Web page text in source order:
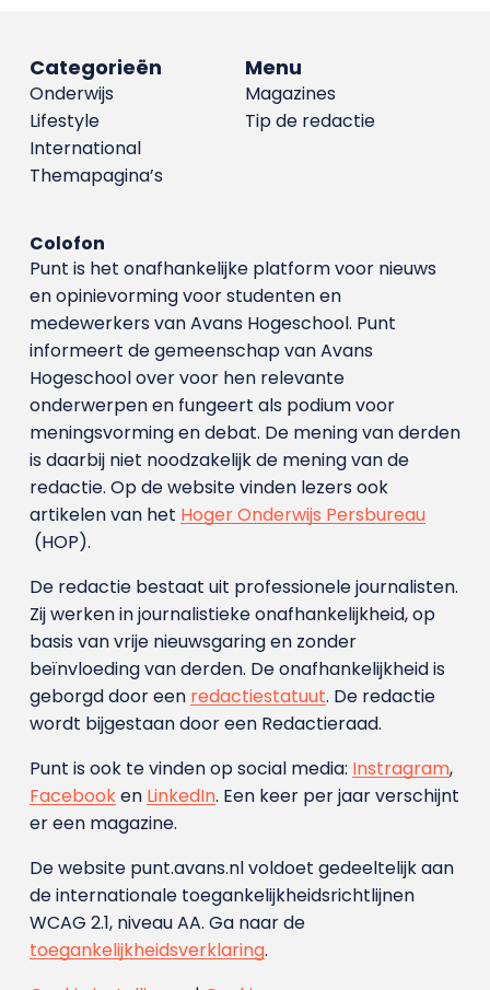
Menu
Magazines
Tip de redactie
Categorieën
Onderwijs
Lifestyle
International
Themapagina’s
Colofon
Punt is het onafhankelijke platform voor nieuws
en opinievorming voor studenten en
medewerkers van Avans Hoge­school. Punt
informeert de gemeenschap van Avans
Hogeschool over voor hen relevante
onderwerpen en fungeert als podium voor
meningsvorming en debat. De mening van derden
is daarbij niet noodzakelijk de mening van de
redactie. Op de website vinden lezers ook
artikelen van het Hoger Onderwijs Persbureau
(HOP).
De redactie bestaat uit professionele journalisten.
Zij werken in journalistieke onafhankelijkheid, op
basis van vrije nieuwsgaring en zonder
beïnvloeding van derden. De onafhankelijkheid is
geborgd door een redactiestatuut. De redactie
wordt bijgestaan door een Redactieraad.
Punt is ook te vinden op social media: Instragram,
Facebooken LinkedIn. Een keer per jaar verschijnt
er een magazine.
De website punt.avans.nl voldoet gedeeltelijk aan
de internationale toegankelijkheidsrichtlijnen
WCAG 2.1, niveau AA. Ga naar de
toegankelijkheidsverklaring.